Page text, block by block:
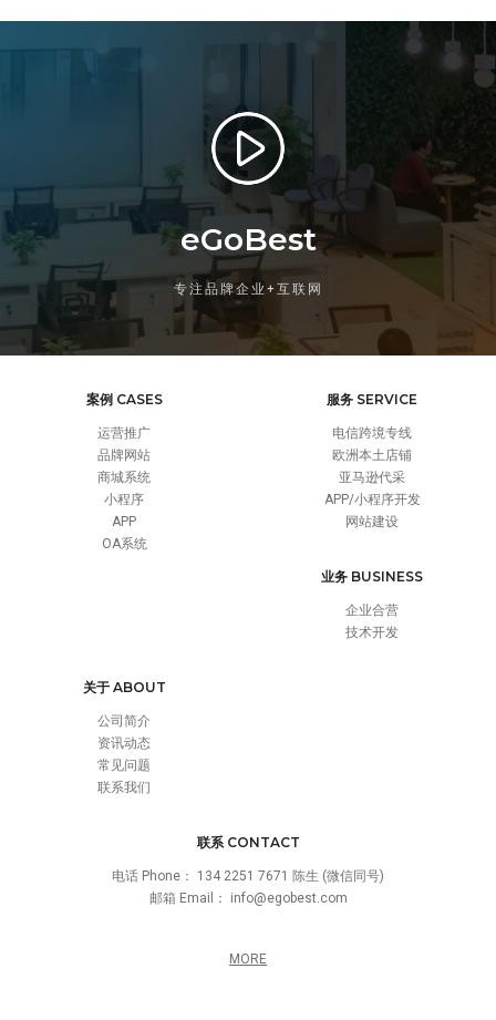
eGoBest
专注品牌企业+互联网
案例 CASES
运营推广
品牌网站
商城系统
小程序
APP
OA系统
服务 SERVICE
电信跨境专线
欧洲本土店铺
亚马逊代采
APP/小程序开发
网站建设
业务 BUSINESS
企业合营
技术开发
关于 ABOUT
公司简介
资讯动态
常见问题
联系我们
联系 CONTACT
电话 Phone： 134 2251 7671 陈生 (微信同号)
邮箱 Email：
info@egobest.com
MORE